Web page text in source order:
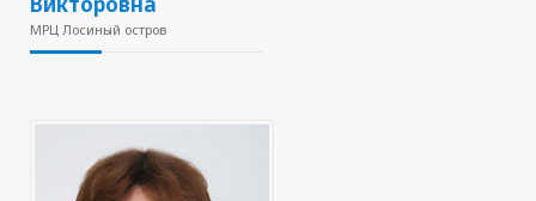
МРЦ Лосиный остров